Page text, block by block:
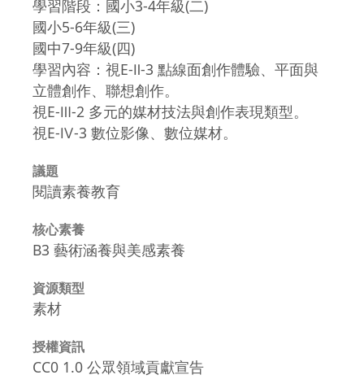
學習階段：國小3-4年級(二)
國小5-6年級(三)
國中7-9年級(四)
學習內容：視E-Ⅱ-3 點線面創作體驗、平面與
立體創作、聯想創作。
視E-Ⅲ-2 多元的媒材技法與創作表現類型。
視E-Ⅳ-3 數位影像、數位媒材。
議題
閱讀素養教育
核心素養
B3 藝術涵養與美感素養
資源類型
素材
授權資訊
CC0 1.0 公眾領域貢獻宣告